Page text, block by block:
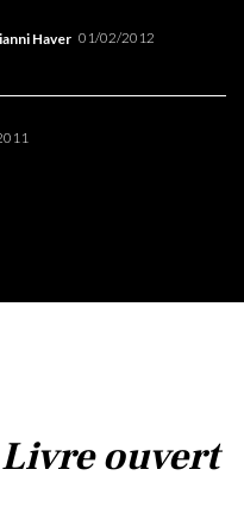
Haver 01/02/2012
Livre ouvert